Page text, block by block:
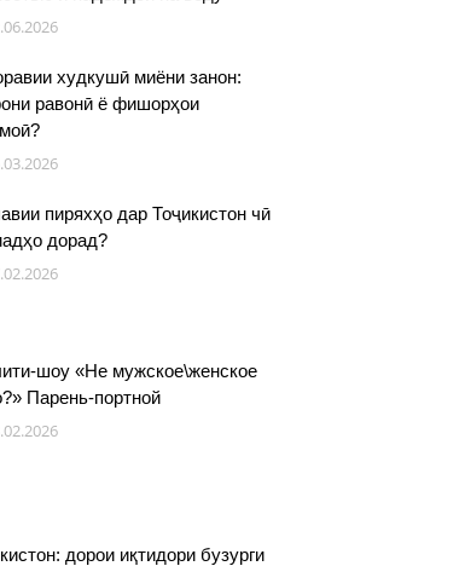
худкушӣ миёни занон:
равонӣ ё фишорҳои
пиряхҳо дар Тоҷикистон чӣ
дорад?
шоу «Не мужское\женское
Парень-портной
дорои иқтидори бузурги